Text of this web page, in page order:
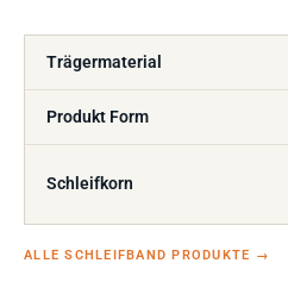
Trägermaterial
Produkt Form
Schleifkorn
ALLE SCHLEIFBAND PRODUKTE →